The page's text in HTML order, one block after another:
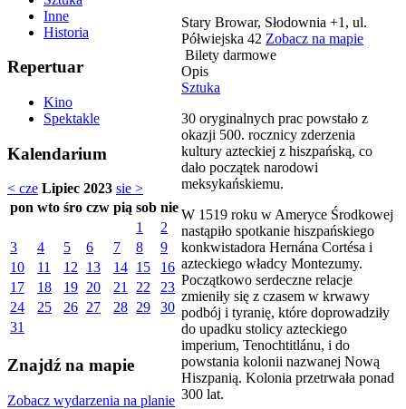
Inne
Historia
Repertuar
Kino
Spektakle
Kalendarium
< cze Lipiec 2023 sie >
pon wto śro czw pią sob nie
1
2
3
4 5 6 7 8
9
10
11 12 13 14 15
16
17
18 19 20 21 22
23
24
25 26 27 28 29
30
31
Znajdź na mapie
Zobacz wydarzenia na planie
Stary Browar, Słodownia +1, ul.
Półwiejska 42 Zobacz na mapie
Bilety darmowe
Opis
Sztuka
30 oryginalnych prac powstało z
okazji 500. rocznicy zderzenia
kultury azteckiej z hiszpańską, co
dało początek narodowi
meksykańskiemu.
W 1519 roku w Ameryce Środkowej
nastąpiło spotkanie hiszpańskiego
konkwistadora Hernána Cortésa i
azteckiego władcy Montezumy.
Początkowo serdeczne relacje
zmieniły się z czasem w krwawy
podbój i tyranię, które doprowadziły
do upadku stolicy azteckiego
imperium, Tenochtitlánu, i do
powstania kolonii nazwanej Nową
Hiszpanią. Kolonia przetrwała ponad
300 lat.